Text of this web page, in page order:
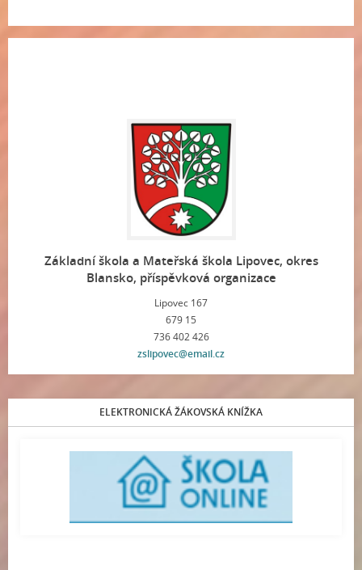
Základní škola a Mateřská škola Lipovec, okres
Blansko, příspěvková organizace
Lipovec 167
679 15
736 402 426
zslipovec@email.cz
ELEKTRONICKÁ ŽÁKOVSKÁ KNÍŽKA